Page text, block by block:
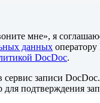
мне», я
данных
DocDoc.
сервис записи
для подтверждения